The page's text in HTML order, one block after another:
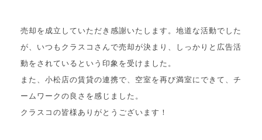
売却を成立していただき感謝いたします。地道な活動でした
が、いつもクラスコさんで売却が決まり、しっかりと広告活
動をされているという印象を受けました。
また、小松店の賃貸の連携で、空室を再び満室にできて、チ
ームワークの良さを感じました。
クラスコの皆様ありがとうございます！